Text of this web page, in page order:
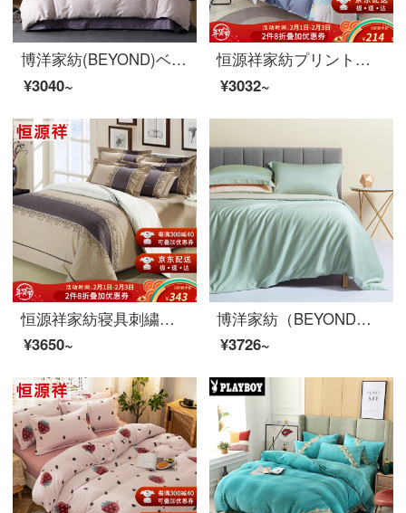
博洋家紡(BEYOND)ベッドの上で4つのセットの純綿のセットの純色の全綿の簡単な約束のファッション的なホテルの風の2人はシーツを増大して1.8メートルのベッドの道の220*240 cmをかぶせられます。
¥3040~
恒源祥家紡プリント綿の4点セットファッション的なチェック柄のセット1.5/1.8メートルベッド用品のプラトン-ブルー【店長オススメ】1.8メートルベッド/布団セット220*240 cm
¥3032~
恒源祥家紡寝具刺繍綿四点セットシンプルな色合わせ綿セット1.5/1.8メートルベッドのような製品です。
¥3650~
博洋家紡（BEYOND）天糸四点セット60 s純色どんす布団セットダブルシーツ180 cm
¥3726~